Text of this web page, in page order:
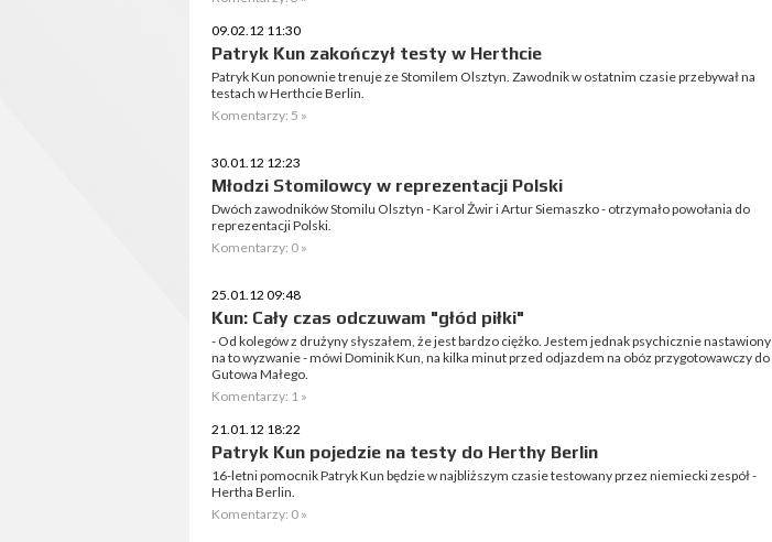
09.02.12 11:30
Patryk Kun zakończył testy w Herthcie
Patryk Kun ponownie trenuje ze Stomilem Olsztyn. Zawodnik w ostatnim czasie przebywał na
testach w Herthcie Berlin.
Komentarzy: 5 »
30.01.12 12:23
Młodzi Stomilowcy w reprezentacji Polski
Dwóch zawodników Stomilu Olsztyn - Karol Żwir i Artur Siemaszko - otrzymało powołania do
reprezentacji Polski.
Komentarzy: 0 »
25.01.12 09:48
Kun: Cały czas odczuwam "głód piłki"
- Od kolegów z drużyny słyszałem, że jest bardzo ciężko. Jestem jednak psychicznie nastawiony
na to wyzwanie - mówi Dominik Kun, na kilka minut przed odjazdem na obóz przygotowawczy do
Gutowa Małego.
Komentarzy: 1 »
21.01.12 18:22
Patryk Kun pojedzie na testy do Herthy Berlin
16-letni pomocnik Patryk Kun będzie w najbliższym czasie testowany przez niemiecki zespół -
Hertha Berlin.
Komentarzy: 0 »